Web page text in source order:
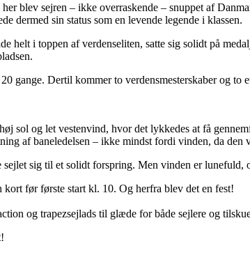
blev sejren – ikke overraskende – snuppet af
dermed sin status som en levende legende i klassen.
helt i toppen af verdenseliten, satte sig solidt på
Dertil kommer to verdensmesterskaber og to
sol og let vestenvind, hvor det lykkedes at få
af baneledelsen – ikke mindst fordi vinden, da den
sig til et solidt forspring. Men vinden er lunefuld,
før første start kl. 10. Og herfra blev det en fest!
og trapezsejlads til glæde for både sejlere og